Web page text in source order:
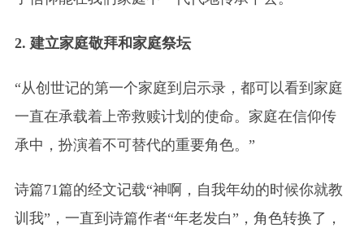
2. 建立家庭敬拜和家庭祭坛
“从创世记的第一个家庭到启示录，都可以看到家庭
一直在承载着上帝救赎计划的使命。家庭在信仰传
承中，扮演着不可替代的重要角色。”
诗篇71篇的经文记载“神啊，自我年幼的时候你就教
训我”，一直到诗篇作者“年老发白”，角色转换了，